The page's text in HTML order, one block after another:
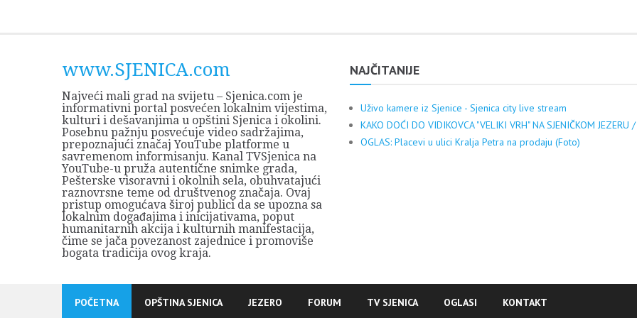
www.SJENICA.com
Najveći mali grad na svijetu – Sjenica.com je
informativni portal posvećen lokalnim vijestima,
kulturi i dešavanjima u opštini Sjenica i okolini.
Posebnu pažnju posvećuje video sadržajima,
prepoznajući značaj YouTube platforme u
savremenom informisanju. Kanal TVSjenica na
YouTube-u pruža autentične snimke grada,
Pešterske visoravni i okolnih sela, obuhvatajući
raznovrsne teme od društvenog značaja. Ovaj
pristup omogućava široj publici da se upozna sa
lokalnim događajima i inicijativama, poput
humanitarnih akcija i kulturnih manifestacija,
čime se jača povezanost zajednice i promoviše
bogata tradicija ovog kraja.
NAJČITANIJE
Uživo kamere iz Sjenice - Sjenica city live stream
KAKO DOĆI DO VIDIKOVCA "VELIKI VRH" NA SJENIČKOM
OGLAS: Placevi u ulici Kralja Petra na prodaju (Foto)
POČETNA OPŠTINA SJENICA JEZERO FORUM TV SJENICA OGLASI KONTAKT